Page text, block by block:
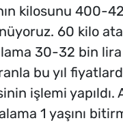
kilosunu 400-
60 kilo
30-32 bin lira
bu yıl
işlemi yapıldı.
1 yaşını